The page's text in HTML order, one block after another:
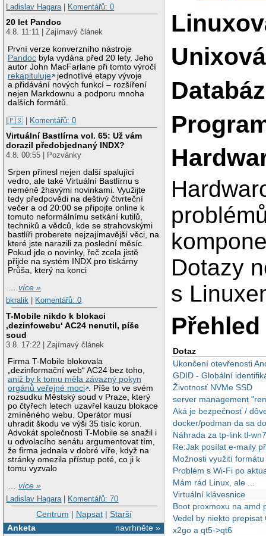
Ladislav Hagara | Komentářů: 0
20 let Pandoc
4.8. 11:11 | Zajímavý článek
První verze konverzního nástroje
Pandoc byla vydána před 20 lety. Jeho
autor John MacFarlane při tomto výročí
rekapituluje
jednotlivé etapy vývoje
a přidávání nových funkcí – rozšíření
nejen Markdownu a podporu mnoha
dalších formátů.
|🇵🇸 | Komentářů: 0
Virtuální Bastlírna vol. 65: Už vám
dorazil předobjednaný INDX?
4.8. 00:55 | Pozvánky
Srpen přinesl nejen další spalující
vedro, ale také Virtuální Bastlírnu s
neméně žhavými novinkami. Využijte
tedy předpovědi na deštivý čtvrteční
večer a od 20:00 se připojte online k
tomuto neformálnímu setkání kutilů,
techniků a vědců, kde se strahovskými
bastlíři proberete nejzajímavější věci, na
které jste narazili za poslední měsíc.
Pokud jde o novinky, řeč zcela jistě
přijde na systém INDX pro tiskárny
Průša, který na konci
…více »
bkralik
Komentářů: 0
T-Mobile nikdo k blokaci
‚dezinfowebu‘ AC24 nenutil, píše
soud
3.8. 17:22 | Zajímavý článek
Firma T-Mobile blokovala
„dezinformační web“ AC24 bez toho,
aniž by k tomu měla závazný pokyn
orgánů veřejné moci . Píše to ve svém
rozsudku Městský soud v Praze, který
po čtyřech letech uzavřel kauzu blokace
zmíněného webu. Operátor musí
uhradit škodu ve výši 35 tisíc korun.
Advokát společnosti T-Mobile se snažil i
u odvolacího senátu argumentovat tím,
že firma jednala v dobré víře, když na
stránky omezila přístup poté, co ji k
tomu vyzvalo
…více »
Ladislav Hagara | Komentářů: 70
Centrum | Napsat| Starší
navrhněte »
Anketa
Dotazy
s
Dotaz
Ukončení otevřenosti
GDID - Globální
Životnosť NVMe SSD
server management
Aká je bezpečnosť /
docker/podman da sa
Náhrada za tp-link tl-
Re:Jak posílat e-maily
Možnosti využití formátu
Problém s Wi-Fi po
Mám rád Linux, ale ...
Virtuální klávesnice
Boot proxmoxu na amd
Vedel by niekto
x2go a qt5->qt6